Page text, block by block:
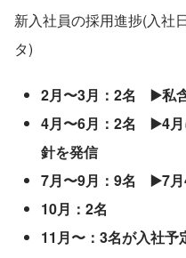
新入社員の採用進捗(入社
タ)
2月〜3月：2名　▶️私
4月〜6月：2名　▶️4
針を発信
7月〜9月：9名　▶️7
10月：2名
11月〜：3名が入社予